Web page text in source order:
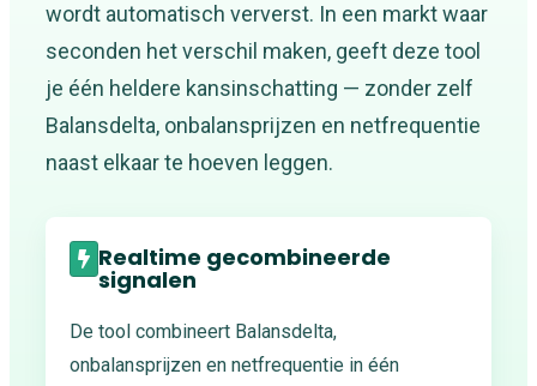
wordt automatisch ververst. In een markt waar
seconden het verschil maken, geeft deze tool
je één heldere kansinschatting — zonder zelf
Balansdelta, onbalansprijzen en netfrequentie
naast elkaar te hoeven leggen.
Realtime gecombineerde
signalen
De tool combineert Balansdelta,
onbalansprijzen en netfrequentie in één